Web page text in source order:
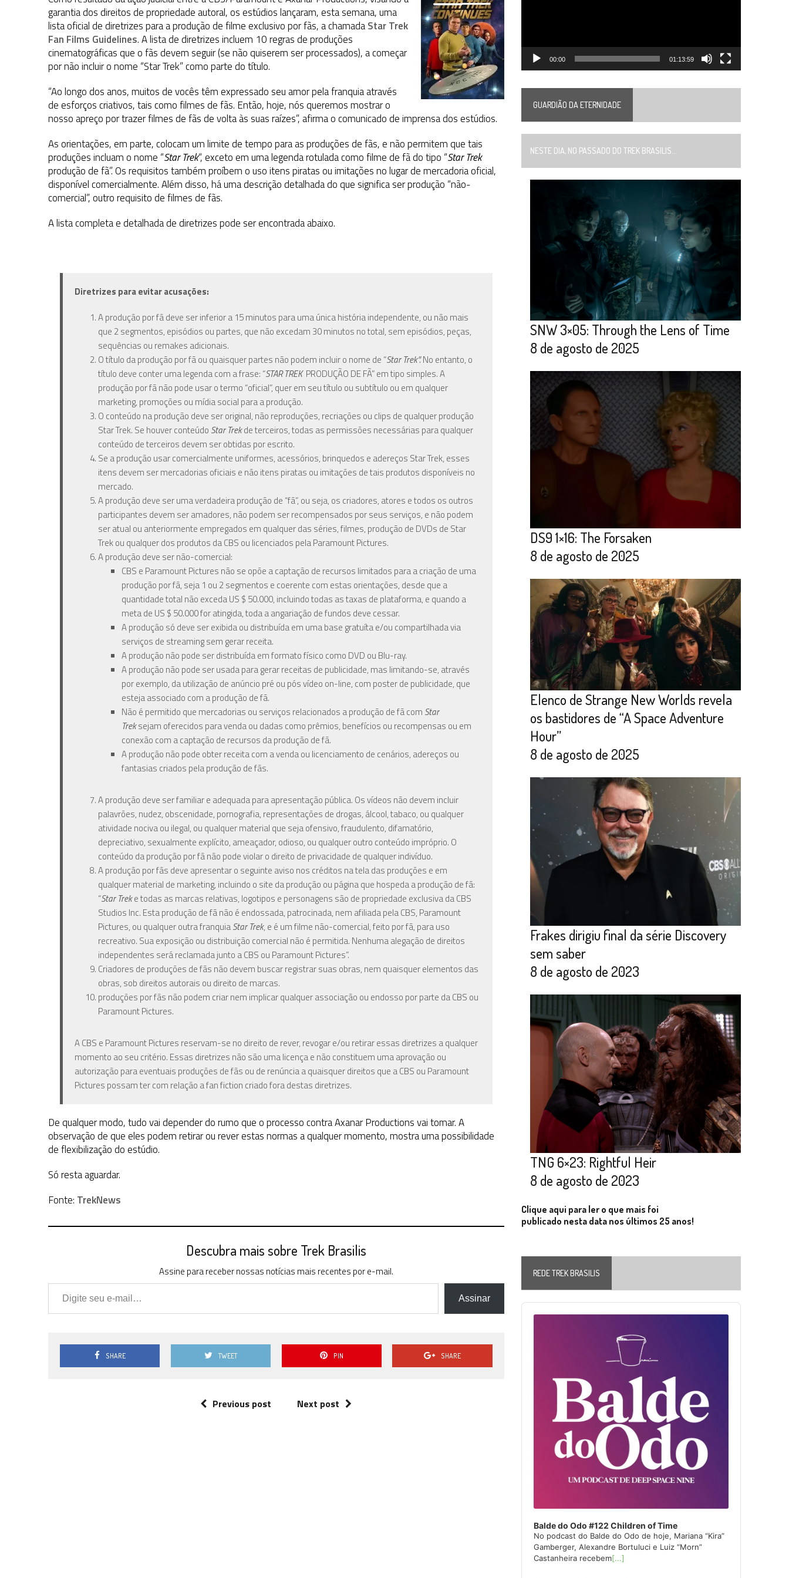
1 DE AGOSTO DE 2026 | ELENCO DE STRANGE NEW WORLDS ENCARA O FIM DE UMA ERA NA SDCC
31 DE JULHO DE 2026 | GRANDES JORNADAS | QUATRO EPISÓDIOS DESTAR TREKSOBRE DIFERENTES PONTOS DE VISTA
7 DE AGOSTO DE 2026 | GRANDES JORNADAS | SEIS EPISÓDIOS DE STAR TREKSOBRE PATERNIDADE
garantia dos direitos de propriedade autoral, os estúdios lançaram, esta semana, uma
lista oficial de diretrizes para a produção de filme exclusivo por fãs, a chamadaStar Trek
Fan Films Guidelines.A lista de diretrizes incluem 10 regras de produções
cinematográficas que o fãs devem seguir (se não quiserem ser processados), a começar
por não incluir o nome “Star Trek” como parte do título.
“Ao longo dos anos, muitos de vocês têm expressado seu amor pela franquia através
de esforços criativos, tais como filmes de fãs. Então, hoje, nós queremos mostrar o
nosso apreço por trazer filmes de fãs de volta às suas raízes”, afirma o comunicado de imprensa dos estúdios.
As orientações, em parte, colocam um limite de tempo para as produções de fãs, e não permitem que tais
produções incluam o nome “Star Trek“, exceto em uma legenda rotulada como filme de fã do tipo “Star Trek
produção de fã”. Os requisitos também proíbem o uso itens piratas ou imitações no lugar de mercadoria oficial,
disponível comercialmente. Além disso, há uma descrição detalhada do que significa ser produção “não-
comercial”, outro requisito de filmes de fãs.
A lista completa e detalhada de diretrizes pode ser encontrada abaixo.
Diretrizes para evitar acusações:
A produção por fã deve ser inferior a 15 minutos para uma única história independente, ou não mais
que 2 segmentos, episódios ou partes, que não excedam 30 minutos no total, sem episódios, peças,
sequências ou remakes adicionais.
O título da produção por fã ou quaisquer partes não podem incluir o nome de “Star Trek”.No entanto, o
título deve conter uma legenda com a frase: “STAR TREKPRODUÇÃO DE FÃ” em tipo simples. A
produção por fã não pode usar o termo “oficial”, quer em seu título ou subtítulo ou em qualquer
marketing, promoções ou mídia social para a produção.
O conteúdo na produção deve ser original, não reproduções, recriações ou clips de qualquer produção
Star Trek. Se houver conteúdo Star Trekde terceiros, todas as permissões necessárias para qualquer
conteúdo de terceiros devem ser obtidas por escrito.
Se a produção usar comercialmente uniformes, acessórios, brinquedos e adereços Star Trek, esses
itens devem ser mercadorias oficiais e não itens piratas ou imitações de tais produtos disponíveis no
mercado.
A produção deve ser uma verdadeira produção de “fã”, ou seja, os criadores, atores e todos os outros
participantes devem ser amadores, não podem ser recompensados por seus serviços, e não podem
ser atual ou anteriormente empregados em qualquer das séries, filmes, produção de DVDs de Star
Trek ou qualquer dos produtos da CBS ou licenciados pela Paramount Pictures.
A produção deve ser não-comercial:
CBS e Paramount Pictures não se opõe a captação de recursos limitados para a criação de uma
produção por fã, seja 1 ou 2 segmentos e coerente com estas orientações, desde que a
quantidade total não exceda US $ 50.000, incluindo todas as taxas de plataforma, e quando a
meta de US $ 50.000 for atingida, toda a angariação de fundos deve cessar.
A produção só deve ser exibida ou distribuída em uma base gratuíta e/ou compartilhada via
serviços de streaming sem gerar receita.
A produção não pode ser distribuída em formato físico como DVD ou Blu-ray.
A produção não pode ser usada para gerar receitas de publicidade, mas limitando-se, através
por exemplo, da utilização de anúncio pré ou pós vídeo on-line, com poster de publicidade, que
esteja associado com a produção de fã.
Não é permitido que mercadorias ou serviços relacionados a produção de fã com Star
Treksejam oferecidos para venda ou dadas como prêmios, benefícios ou recompensas ou em
conexão com a captação de recursos da produção de fã.
A produção não pode obter receita com a venda ou licenciamento de cenários, adereços ou
fantasias criados pela produção de fãs.
A produção deve ser familiar e adequada para apresentação pública. Os vídeos não devem incluir
palavrões, nudez, obscenidade, pornografia, representações de drogas, álcool, tabaco, ou qualquer
atividade nociva ou ilegal, ou qualquer material que seja ofensivo, fraudulento, difamatório,
depreciativo, sexualmente explícito, ameaçador, odioso, ou qualquer outro conteúdo impróprio. O
conteúdo da produção por fã não pode violar o direito de privacidade de qualquer indivíduo.
A produção por fãs deve apresentar o seguinte aviso nos créditos na tela das produções e em
qualquer material de marketing, incluindo o site da produção ou página que hospeda a produção de fã:
“Star Treke todas as marcas relativas, logotipos e personagens são de propriedade exclusiva da CBS
Studios Inc. Esta produção de fã não é endossada, patrocinada, nem afiliada pela CBS, Paramount
Pictures, ou qualquer outra franquiaStar Trek, e é um filme não-comercial, feito por fã, para uso
recreativo. Sua exposição ou distribuição comercial não é permitida. Nenhuma alegação de direitos
independentes será reclamada junto a CBS ou Paramount Pictures”.
Criadores de produções de fãs não devem buscar registrar suas obras, nem quaisquer elementos das
obras, sob direitos autorais ou direito de marcas.
produções por fãs não podem criar nem implicar qualquer associação ou endosso por parte da CBS ou
Paramount Pictures.
A CBS e Paramount Pictures reservam-se no direito de rever, revogar e/ou retirar essas diretrizes a qualquer
momento ao seu critério. Essas diretrizes não são uma licença e não constituem uma aprovação ou
autorização para eventuais produções de fãs ou de renúncia a quaisquer direitos que a CBS ou Paramount
Pictures possam ter com relação a fan fiction criado fora destas diretrizes.
De qualquer modo, tudo vai depender do rumo que o processo contra Axanar Productions vai tomar. A
observação de que eles podem retirar ou rever estas normas a qualquer momento, mostra uma possibilidade
de flexibilização do estúdio.
Só resta aguardar.
Fonte: TrekNews
Descubra mais sobre Trek Brasilis
Assine para receber nossas notícias mais recentes por e-mail.
Digite seu e-mail…
Assinar
SHARE TWEET PIN SHARE
Previous post Next post
00:00 01:13:59
GUARDIÃO DA ETERNIDADE
NESTE DIA, NO PASSADO DO TREK BRASILIS...
SNW 3×05: Through the Lens of Time
8 de agosto de 2025
DS9 1×16: The Forsaken
8 de agosto de 2025
Elenco de Strange New Worlds revela
os bastidores de “A Space Adventure
Hour”
8 de agosto de 2025
Frakes dirigiu final da série Discovery
sem saber
8 de agosto de 2023
TNG 6×23: Rightful Heir
8 de agosto de 2023
Clique aqui para ler o que mais foi
publicado nesta data nos últimos 25 anos!
REDE TREK BRASILIS
Audio
Player
Balde do Odo #122 Children of Time
No podcast do Balde do Odo de hoje, Mariana “Kira”
Gamberger, Alexandre Bortuluci e Luiz “Morn”
Castanheira recebem[...]